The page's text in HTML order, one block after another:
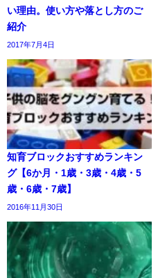
い理由。使い方や落とし方のご
紹介
2017年7月4日
知育ブロックおすすめランキン
グ【6か月・1歳・3歳・4歳・5
歳・6歳・7歳】
2016年11月30日